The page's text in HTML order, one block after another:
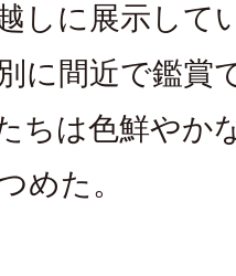
しに展示して
に間近で鑑賞
ちは色鮮やか
めた。